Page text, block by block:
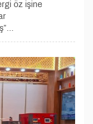
öz işine